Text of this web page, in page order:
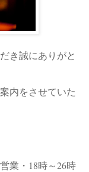
き誠にありがと
内をさせていた
業・ 18時～26時